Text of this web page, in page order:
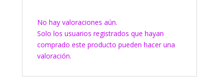
No hay valoraciones aún.
Solo los usuarios registrados que hayan
comprado este producto pueden hacer una
valoración.